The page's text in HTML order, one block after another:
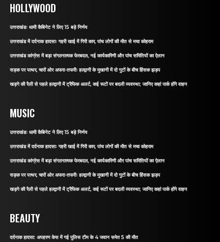
HOLLYWOOD
उत्तराखंडः धामी कैबिनेट ने लिए 15 बड़े निर्णय
उत्तराखंड में दर्दनाक हादसाः गहरी खाई में गिरी कार, पांच लोगों की मौत से मचा कोहराम
उत्तराखंड कांग्रेस में बड़ा संगठनात्मक फेरबदल, नई कार्यकारिणी और पांच समितियों का ऐलान
सड़क पर पत्थर, चारों ओर अफरा-तफरीः हल्द्वानी के मुखानी में दो गुटों के बीच हिंसक झड़प
खड़गे की रैली से पहले हल्द्वानी में ट्रैफिक अलर्ट, कई रूटों पर बदली व्यवस्था; जानिए कहां पार्क होंगे वाहन
MUSIC
उत्तराखंडः धामी कैबिनेट ने लिए 15 बड़े निर्णय
उत्तराखंड में दर्दनाक हादसाः गहरी खाई में गिरी कार, पांच लोगों की मौत से मचा कोहराम
उत्तराखंड कांग्रेस में बड़ा संगठनात्मक फेरबदल, नई कार्यकारिणी और पांच समितियों का ऐलान
सड़क पर पत्थर, चारों ओर अफरा-तफरीः हल्द्वानी के मुखानी में दो गुटों के बीच हिंसक झड़प
खड़गे की रैली से पहले हल्द्वानी में ट्रैफिक अलर्ट, कई रूटों पर बदली व्यवस्था; जानिए कहां पार्क होंगे वाहन
BEAUTY
दर्दनाक हादसा: अपहरण केस में गई पुलिस टीम के 4 जवान समेत 5 की मौत